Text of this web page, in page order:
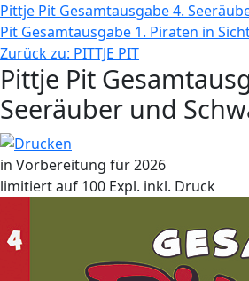
Pittje Pit Gesamtausgabe 4.
Pit Gesamtausgabe 1. Piraten in
Zurück zu: PITTJE PIT
Pittje Pit
Seeräuber und
in Vorbereitung für 2026
limitiert auf 100 Expl. inkl. Druck